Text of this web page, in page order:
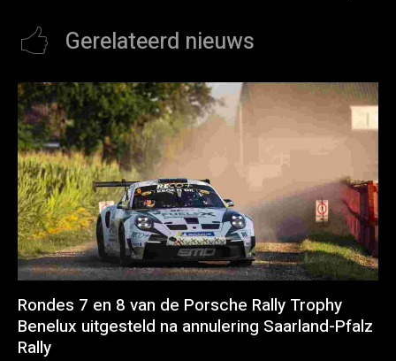
Gerelateerd nieuws
Rondes 7 en 8 van de Porsche Rally Trophy
Benelux uitgesteld na annulering Saarland-Pfalz
Rally